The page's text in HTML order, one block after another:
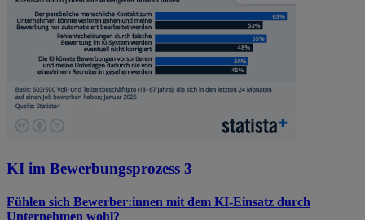
KI im Bewerbungsprozess 3
Fühlen sich Bewerber:innen mit dem KI-Einsatz durch
Unternehmen wohl?